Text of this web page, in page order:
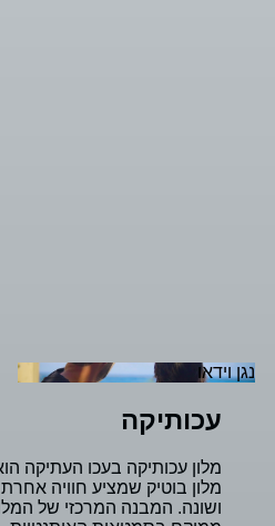
נגן וידאו
עכותיקה
מלון עכותיקה בעכו העתיקה הוא
מלון בוטיק שמציע חוויה אחרת
ושונה. המבנה המרכזי של המלון